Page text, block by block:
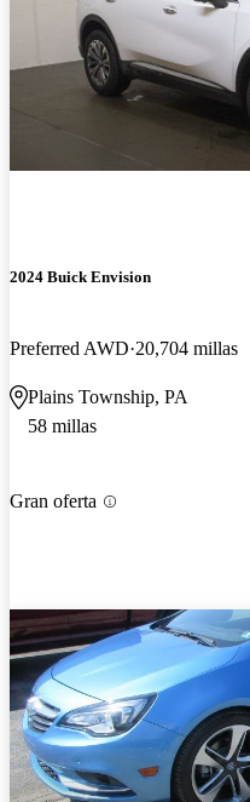
2024 Buick Envision
Preferred AWD 20,704 millas
Plains Township, PA
58 millas
Gran oferta